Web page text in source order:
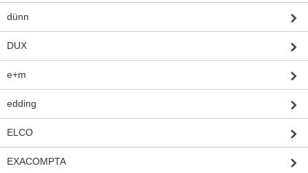
dünn
DUX
e+m
edding
ELCO
EXACOMPTA